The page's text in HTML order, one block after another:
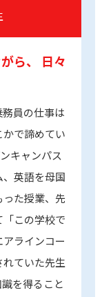
ら、
日々
員の仕事は
で諦めてい
キャンパス
英語を母国
た授業、先
この学校で
ラインコー
ていた先生
を得ること